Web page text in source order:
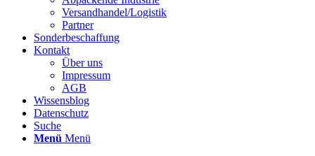
Versandhandel/Logistik
Partner
Sonderbeschaffung
Kontakt
Über uns
Impressum
AGB
Wissensblog
Datenschutz
Suche
Menü Menü